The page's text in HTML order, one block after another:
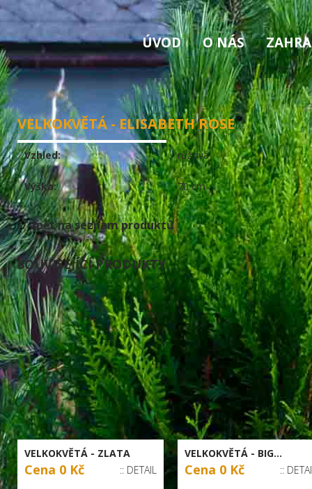
ÚVOD O NÁS
VELKOKVĚTÁ - ELISABETH ROSE
Vzhled: růžová
Výška: 70 cm
// zpět na seznam produktů
SOUVISEJÍCÍ PRODUKTY
VELKOKVĚTÁ - ZLATA
Cena 0 Kč :: DETAIL
VELKOKVĚTÁ - BIG...
Cena 0 Kč ::